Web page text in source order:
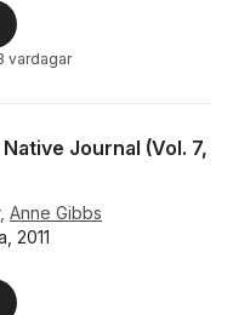
vardagar
Journal (Vol. 7,
, Anne Gibbs
2011